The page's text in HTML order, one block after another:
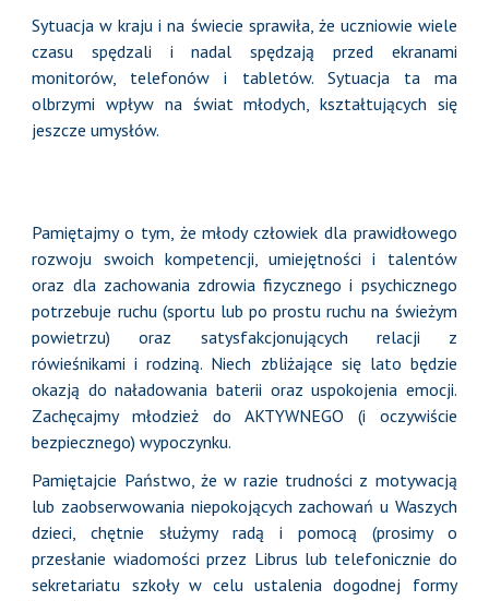
Sytuacja w kraju i na świecie sprawiła, że uczniowie wiele
czasu spędzali i nadal spędzają przed ekranami
monitorów, telefonów i tabletów. Sytuacja ta ma
olbrzymi wpływ na świat młodych, kształtujących się
jeszcze umysłów.
Pamiętajmy o tym, że młody człowiek dla prawidłowego
rozwoju swoich kompetencji, umiejętności i talentów
oraz dla zachowania zdrowia fizycznego i psychicznego
potrzebuje ruchu (sportu lub po prostu ruchu na świeżym
powietrzu) oraz satysfakcjonujących relacji z
rówieśnikami i rodziną. Niech zbliżające się lato będzie
okazją do naładowania baterii oraz uspokojenia emocji.
Zachęcajmy młodzież do AKTYWNEGO (i oczywiście
bezpiecznego) wypoczynku.
Pamiętajcie Państwo, że w razie trudności z motywacją
lub zaobserwowania niepokojących zachowań u Waszych
dzieci, chętnie służymy radą i pomocą (prosimy o
przesłanie wiadomości przez Librus lub telefonicznie do
sekretariatu szkoły w celu ustalenia dogodnej formy